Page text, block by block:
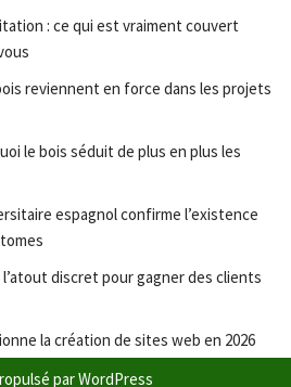
: ce qui est vraiment couvert
reviennent en force dans les projets
le bois séduit de plus en plus les
espagnol confirme l’existence
discret pour gagner des clients
la création de sites web en 2026
parWordPress